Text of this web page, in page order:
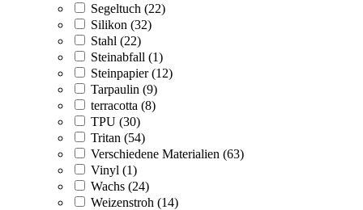
Segeltuch (22)
Silikon (32)
Stahl (22)
Steinabfall (1)
Steinpapier (12)
Tarpaulin (9)
terracotta (8)
TPU (30)
Tritan (54)
Verschiedene Materialien (63)
Vinyl (1)
Wachs (24)
Weizenstroh (14)